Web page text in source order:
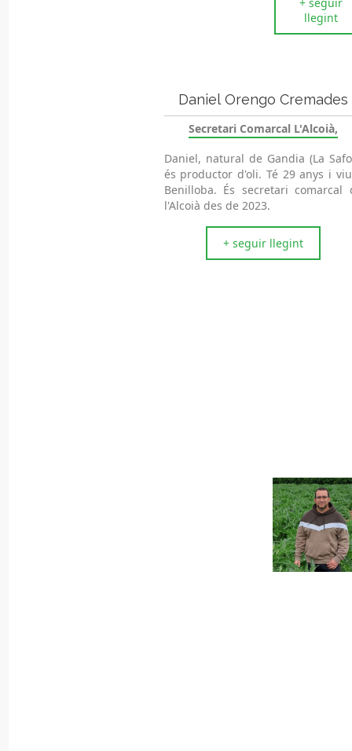
llegint
Daniel Orengo Cremades
Secretari Comarcal L'Alcoià,
Daniel, natural de Gandia (La
és productor d'oli. Té 29 anys i
Benilloba. És secretari comarcal
l'Alcoià des de 2023.
+ seguir llegint